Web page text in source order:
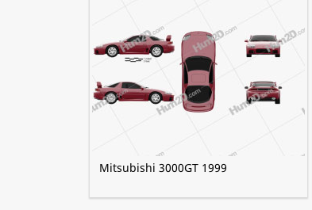
Mitsubishi 3000GT 1999